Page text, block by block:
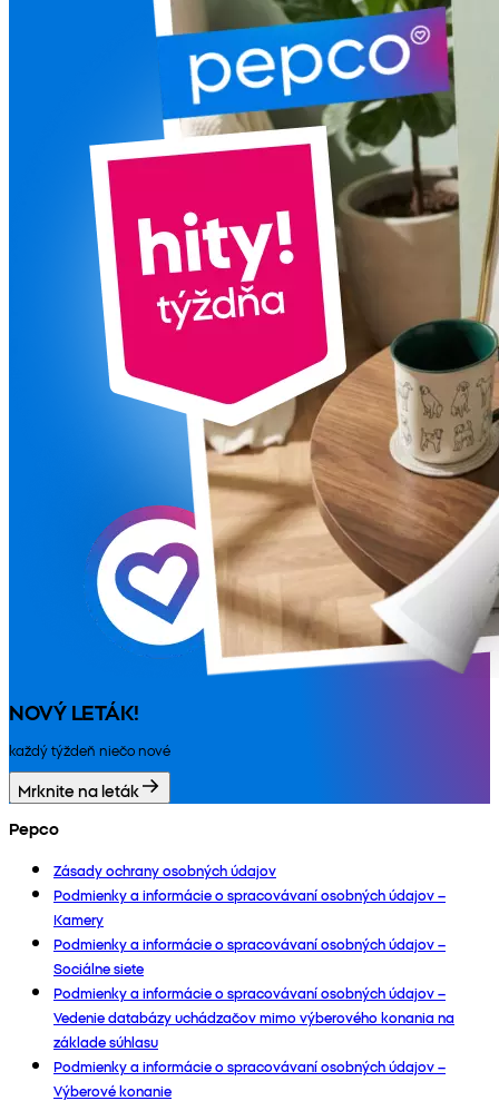
NOVÝ LETÁK!
každý týždeň niečo nové
Mrknite na leták
Pepco
Zásady ochrany osobných údajov
Podmienky a informácie o spracovávaní osobných údajov –
Kamery
Podmienky a informácie o spracovávaní osobných údajov –
Sociálne siete
Podmienky a informácie o spracovávaní osobných údajov –
Vedenie databázy uchádzačov mimo výberového konania na
základe súhlasu
Podmienky a informácie o spracovávaní osobných údajov –
Výberové konanie